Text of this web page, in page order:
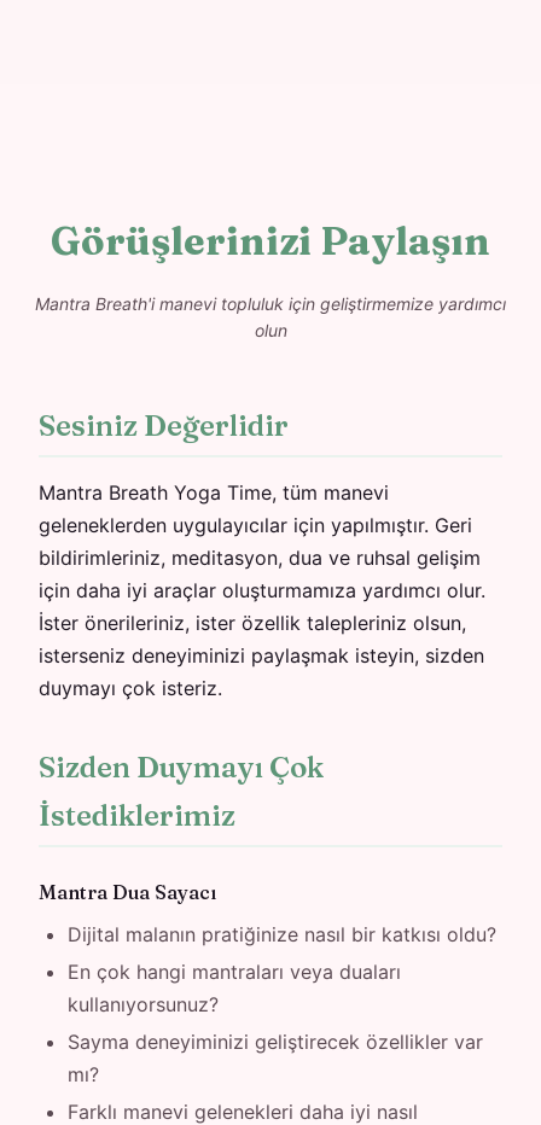
Görüşlerinizi Paylaşın
Mantra Breath'i manevi topluluk için geliştirmemize yardımcı
olun
Sesiniz Değerlidir
Mantra Breath Yoga Time, tüm manevi
geleneklerden uygulayıcılar için yapılmıştır. Geri
bildirimleriniz, meditasyon, dua ve ruhsal gelişim
için daha iyi araçlar oluşturmamıza yardımcı olur.
İster önerileriniz, ister özellik talepleriniz olsun,
isterseniz deneyiminizi paylaşmak isteyin, sizden
duymayı çok isteriz.
Sizden Duymayı Çok
İstediklerimiz
Mantra Dua Sayacı
Dijital malanın pratiğinize nasıl bir katkısı oldu?
En çok hangi mantraları veya duaları
kullanıyorsunuz?
Sayma deneyiminizi geliştirecek özellikler var
mı?
Farklı manevi gelenekleri daha iyi nasıl